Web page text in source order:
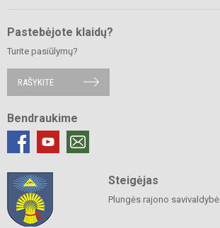
Pastebėjote klaidų?
Turite pasiūlymų?
RAŠYKITE
Bendraukime
Steigėjas
Plungės rajono savivaldybė